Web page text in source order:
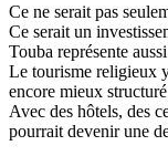
Ce ne serait pas
Ce serait un
Touba représente
Le tourisme religieux
encore mieux
Avec des hôtels, des
pourrait devenir une